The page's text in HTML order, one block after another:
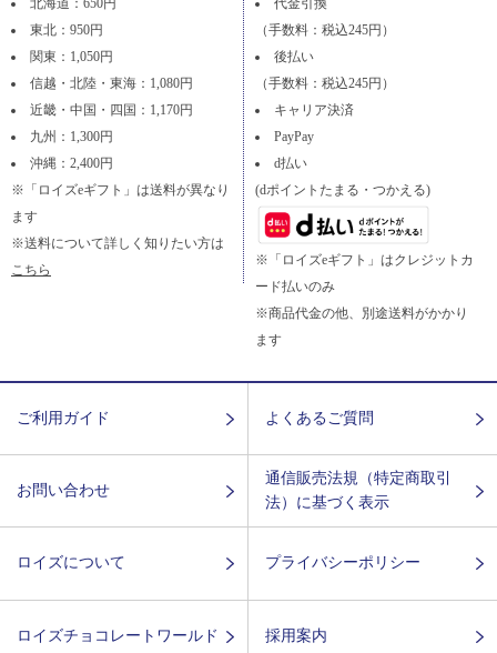
東北：950円
関東：1,050円
信越・北陸・東海：1,080円
近畿・中国・四国：1,170円
九州：1,300円
沖縄：2,400円
※「ロイズeギフト」は送料が異なり
ます
※送料について詳しく知りたい方は
こちら
（手数料：税込245円）
後払い
（手数料：税込245円）
キャリア決済
PayPay
d払い
(dポイントたまる・つかえる)
※「ロイズeギフト」はクレジットカ
ード払いのみ
※商品代金の他、別途送料がかかり
ます
ご利用ガイド よくあるご質問
お問い合わせ
通信販売法規（特定商取引
法）に基づく表示
ロイズについて プライバシーポリシー
ロイズチョコレートワールド 採用案内